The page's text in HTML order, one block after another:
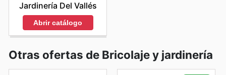
Jardinería Del Vallés
Abrir catálogo
Otras ofertas de Bricolaje y jardinería